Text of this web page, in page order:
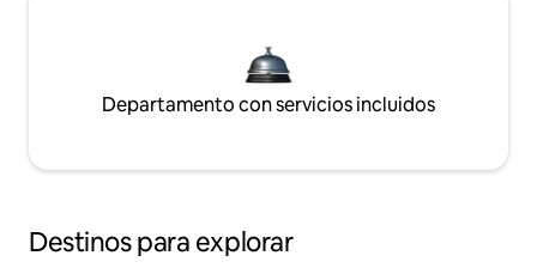
Departamento con servicios incluidos
Destinos para explorar